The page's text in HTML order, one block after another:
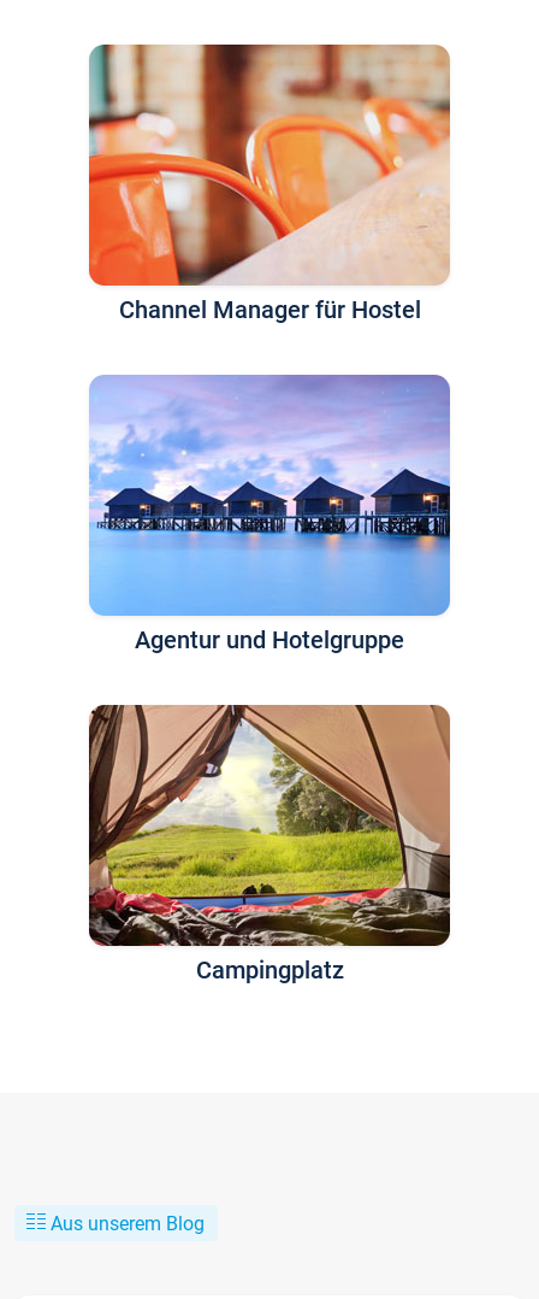
Channel Manager für Hostel
Agentur und Hotelgruppe
Campingplatz
Aus unserem Blog